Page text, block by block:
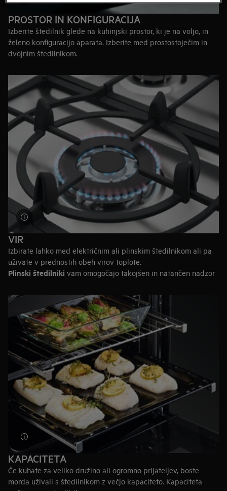
PROSTOR IN KONFIGURACIJA
Izberite štedilnik glede na kuhinjski prostor, ki je na voljo, in
želeno konfiguracijo aparata. Izberite med prostostoječim in
dvojnim štedilnikom.
kombiniranjem različnih vrst plošč in pečic, kar zagotavlja
odlično fleksibilnost.
100 cm širine:dvojni štedilniki so večji in imajo izjemno
kapaciteto. Zahvaljujoč se dodatni širini, je na voljo šest
ogrevalnih plošč, ne standardne štiri.
Nasvet:Ko se odločate o vrstiploščeinpečice
štedilnik, prelistajte naš priročnik za najboljšo odločitev.
VIR
Izbirate lahko med električnim ali plinskim štedilnikom ali pa
uživate v prednostih obeh virov toplote.
Plinski štedilniki vam omogočajo takojšen in natančen nadzor
za svoje popražene jedi.
Električni štedilnikiso enostavni za čiščenje in opremljeni s
pametnimi funkcijami. Zaradi enakomerne porazdelitve toplote
so idealni za peko.
Kombinirani štedilnikinudijo prednosti obeh vrst štedilnikov,
tako električnih kot plinskih. Izberite dvojni štedilnik družbe
AEG, ki multifunkcionalno električno pečico dopolnjuje z
zajetno plinsko ploščo.
KAPACITETA
Če kuhate za veliko družino ali ogromno prijateljev, boste
morda uživali s štedilnikom z večjo kapaciteto. Kapaciteta